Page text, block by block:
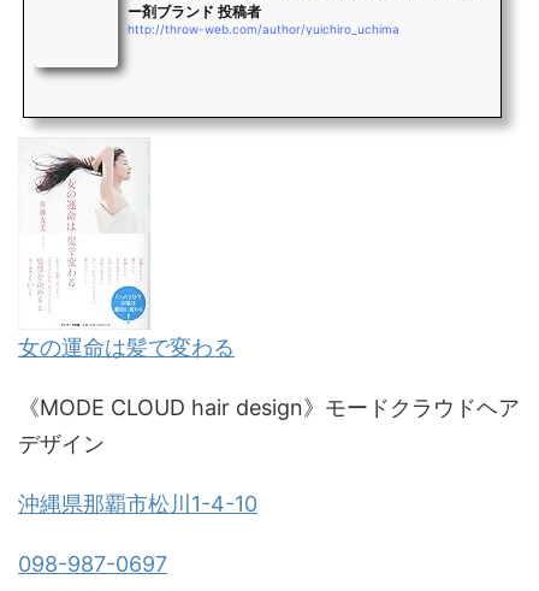
ー剤ブランド 投稿者
http://throw-web.com/author/yuichiro_uchima
女の運命は髪で変わる
《MODE CLOUD hair design》モードクラウドヘア
デザイン
沖縄県那覇市松川1-4-10
098-987-0697